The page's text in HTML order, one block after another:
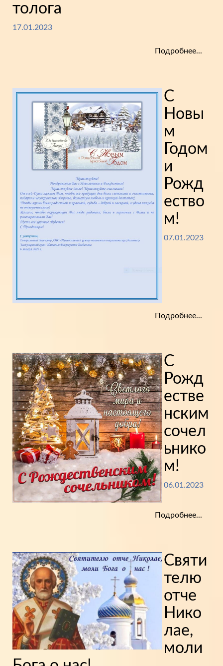
толога
17.01.2023
Подробнее...
С
Новы
м
Годом
и
Рожд
ество
м!
07.01.2023
Подробнее...
С
Рожд
естве
нским
сочел
ьнико
м!
06.01.2023
Подробнее...
Святи
телю
отче
Нико
лае,
моли